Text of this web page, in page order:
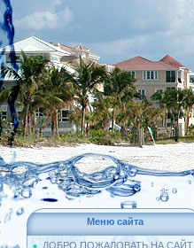
Меню сайта
ДОБРО ПОЖАЛОВАТЬ НА САЙТ